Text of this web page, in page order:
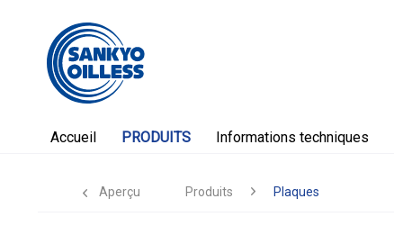
Accueil PRODUITS Informations techniques
Aperçu Produits Plaques